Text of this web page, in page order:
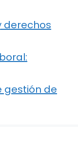
derechos
gestión de